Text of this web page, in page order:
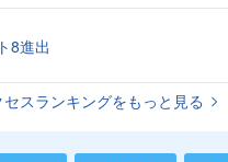
8進出
スランキングをもっと見る